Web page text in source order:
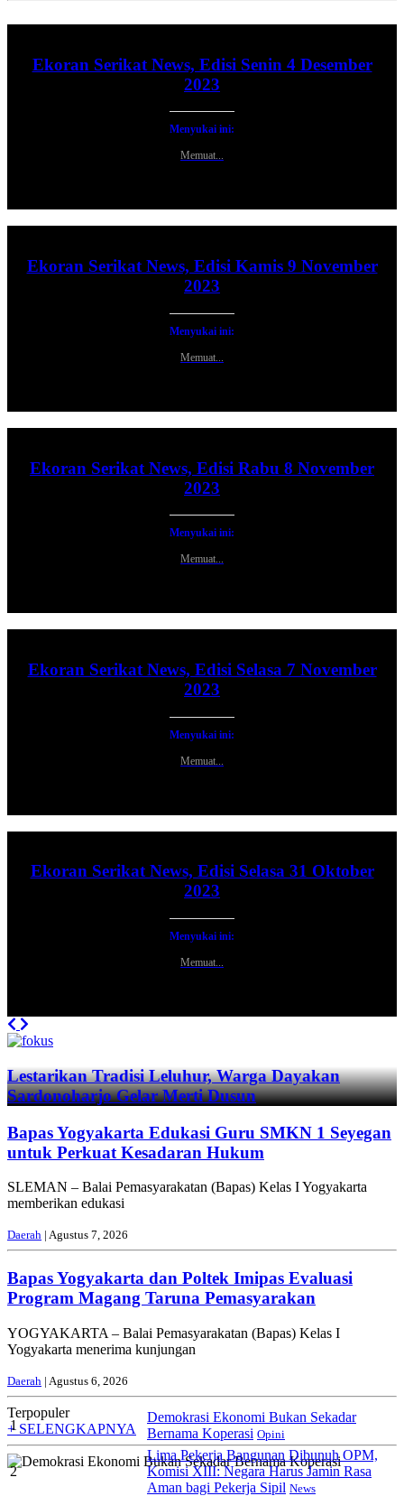
Ekoran Serikat News, Edisi Senin 4 Desember
2023
Menyukai ini:
Memuat...
Ekoran Serikat News, Edisi Kamis 9 November
2023
Menyukai ini:
Memuat...
Ekoran Serikat News, Edisi Rabu 8 November
2023
Menyukai ini:
Memuat...
Ekoran Serikat News, Edisi Selasa 7 November
2023
Menyukai ini:
Memuat...
Ekoran Serikat News, Edisi Selasa 31 Oktober
2023
Menyukai ini:
Memuat...
Previous
Lestarikan Tradisi Leluhur, Warga Dayakan
Sardonoharjo Gelar Merti Dusun
Bapas Yogyakarta Edukasi Guru SMKN 1 Seyegan
untuk Perkuat Kesadaran Hukum
SLEMAN – Balai Pemasyarakatan (Bapas) Kelas I Yogyakarta
memberikan edukasi
Daerah | Agustus 7, 2026
Bapas Yogyakarta dan Poltek Imipas Evaluasi
Program Magang Taruna Pemasyarakan
YOGYAKARTA – Balai Pemasyarakatan (Bapas) Kelas I
Yogyakarta menerima kunjungan
Daerah | Agustus 6, 2026
Terpopuler
+ SELENGKAPNYA
1
Demokrasi Ekonomi Bukan Sekadar
Bernama Koperasi Opini
2
Lima Pekerja Bangunan Dibunuh OPM,
Komisi XIII: Negara Harus Jamin Rasa
Aman bagi Pekerja Sipil News